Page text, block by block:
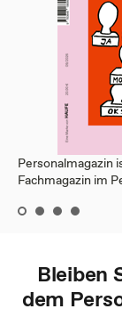
Personalmagazin
Fachmagazin im
Bleiben
dem